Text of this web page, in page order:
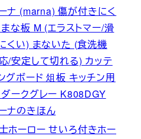
ナ (marna) 傷が付きにく
な板 M (エラストマー/滑
くい) まないた (食洗機
/安定して切れる) カッテ
グボード 俎板 キッチン用
ークグレー K808DGY
ナのきほん
ホーロー せいろ付きホー